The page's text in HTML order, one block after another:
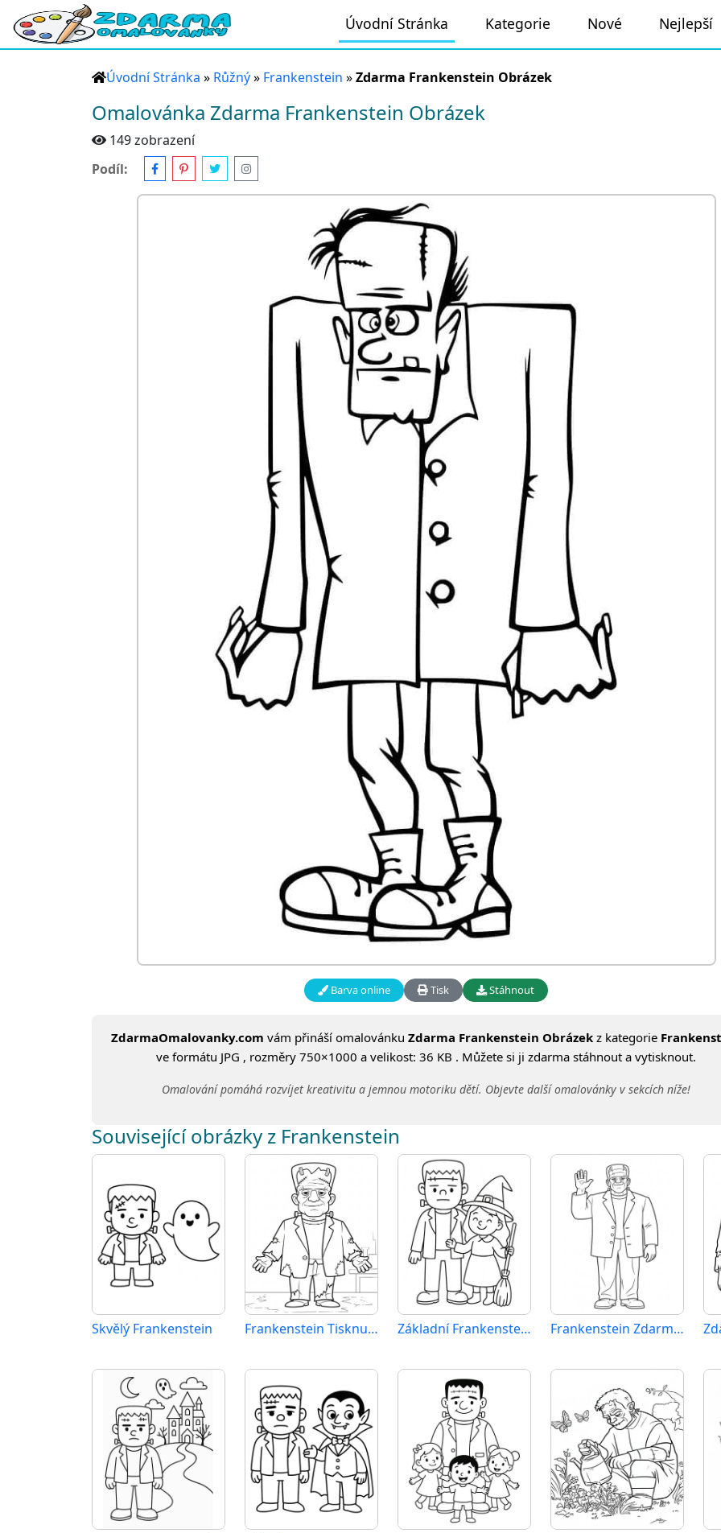
Úvodní Stránka Kategorie Nové Nejlepší
Úvodní Stránka » Růžný» Frankenstein »Zdarma Frankenstein Obrázek
Omalovánka Zdarma Frankenstein Obrázek
149 zobrazení
Podíl:
Barva online Tisk Stáhnout
ZdarmaOmalovanky.com vám přináší omalovánku Zdarma Frankenstein Obrázek z kategorie
ve formátu JPG , rozměry 750×1000 a velikost: 36 KB . Můžete si ji zdarma stáhnout a vytisknout.
Omalování pomáhá rozvíjet kreativitu a jemnou motoriku dětí. Objevte další omalovánky v sekcích níže!
Související obrázky z Frankenstein
Skvělý Frankenstein Frankenstein Tisknutelný Základní Frankenstein Frankenstein Zdarma Obrázek